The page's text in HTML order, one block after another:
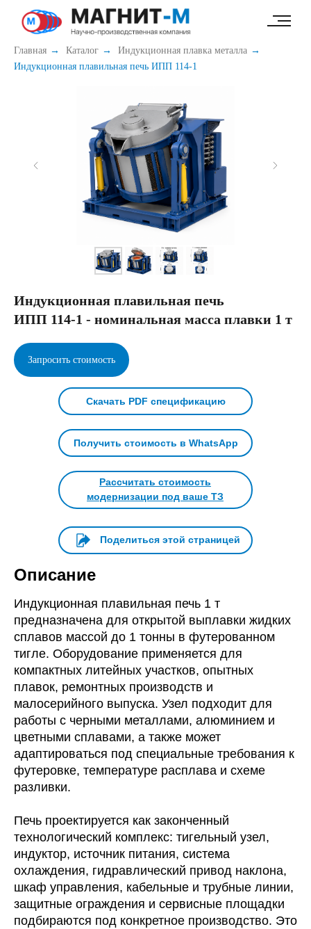
49e52ab7c347b60c
Главная → Каталог → Индукционная плавка металла →
Индукционная плавильная печь ИПП 114-1
Индукционная плавильная печь
ИПП 114-1 - номинальная масса плавки 1 т
Запросить стоимость
Получить стоимость в WhatsApp
Скачать PDF спецификацию
Рассчитать стоимость
модернизации под ваше ТЗ
Поделиться этой страницей
Описание
Индукционная плавильная печь 1 т
предназначена для открытой выплавки жидких
сплавов массой до 1 тонны в футерованном
тигле. Оборудование применяется для
компактных литейных участков, опытных
плавок, ремонтных производств и
малосерийного выпуска. Узел подходит для
работы с черными металлами, алюминием и
цветными сплавами, а также может
адаптироваться под специальные требования к
футеровке, температуре расплава и схеме
разливки.
Печь проектируется как законченный
технологический комплекс: тигельный узел,
индуктор, источник питания, система
охлаждения, гидравлический привод наклона,
шкаф управления, кабельные и трубные линии,
защитные ограждения и сервисные площадки
подбираются под конкретное производство. Это